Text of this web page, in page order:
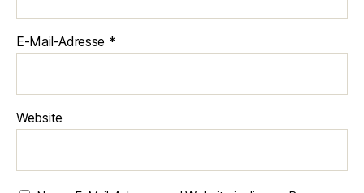
E-Mail-Adresse *
Website